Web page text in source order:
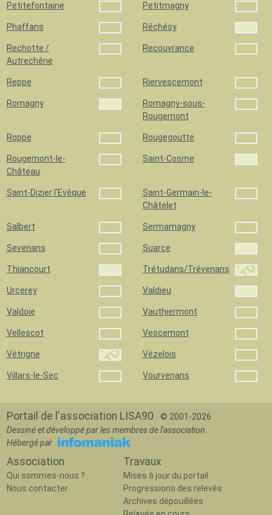
Petitefontaine Petitmagny
Phaffans Réchésy
Rechotte /
Autrechêne
Recouvrance
Reppe Riervescemont
Romagny
Romagny-sous-
Rougemont
Roppe Rougegoutte
Rougemont-le-
Château
Saint-Cosme
Saint-Dizier l'Evêque
Saint-Germain-le-
Châtelet
Salbert Sermamagny
Sevenans Suarce
Thiancourt Trétudans/Trévenans
Urcerey Valdieu
Valdoie Vauthiermont
Vellescot Vescemont
Vétrigne Vézelois
Villars-le-Sec Vourvenans
Portail de l'association LISA90
© 2001-2026
Dessiné et développé par les membres de l'association.
Hébergé par
Association
Qui sommes-nous ?
Nous contacter
Travaux
Mises à jour du portail
Progressions des relevés
Archives dépouillées